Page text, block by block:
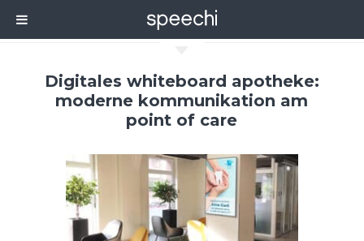
Digitales whiteboard apotheke:
moderne kommunikation am
point of care